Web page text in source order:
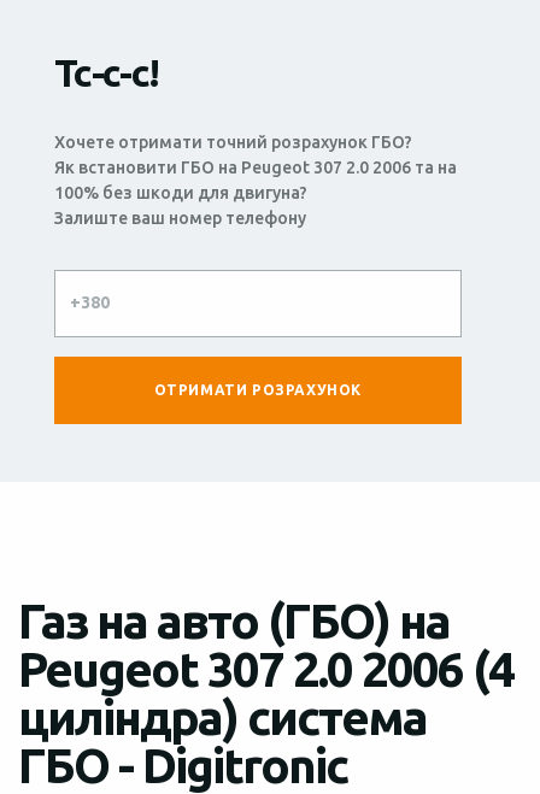
Тс-с-с!
Хочете отримати точний розрахунок ГБО?
Як встановити ГБО на Peugeot 307 2.0 2006 та на
100% без шкоди для двигуна?
Залиште ваш номер телефону
Газ на авто (ГБО) на
Peugeot 307 2.0 2006 (4
циліндра) система
ГБО - Digitronic